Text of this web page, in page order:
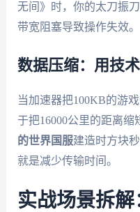
无间》时，你的太刀振
带宽阻塞导致操作失效。
数据压缩：用技
当加速器把100KB的游
于把16000公里的距离缩
的世界国服建造时方块
就是减少传输时间。
实战场景拆